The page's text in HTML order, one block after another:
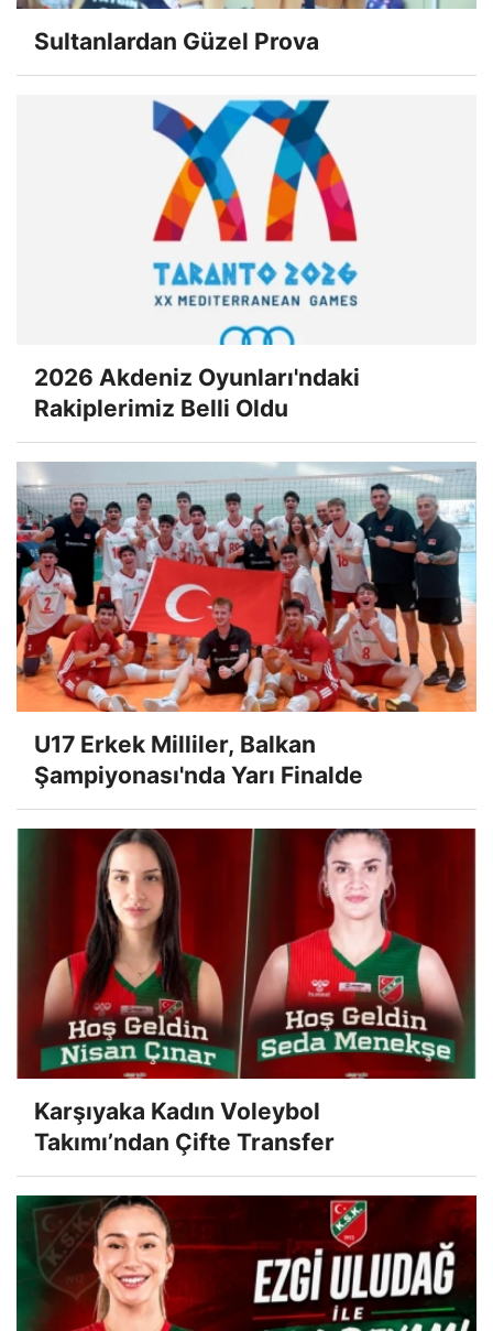
Sultanlardan Güzel Prova
2026 Akdeniz Oyunları'ndaki
Rakiplerimiz Belli Oldu
U17 Erkek Milliler, Balkan
Şampiyonası'nda Yarı Finalde
Karşıyaka Kadın Voleybol
Takımı’ndan Çifte Transfer